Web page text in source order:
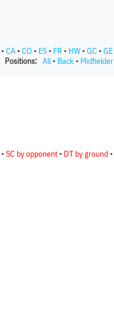
• CA • CO • ES • FR • HW • GC • GE
Positions: All • Back • Midfielder